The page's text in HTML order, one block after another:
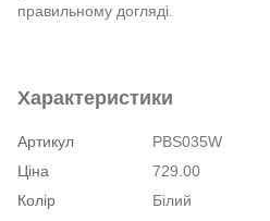
правильному догляді.
Характеристики
Артикул
PBS035W
Ціна
729.00
Колір
Білий